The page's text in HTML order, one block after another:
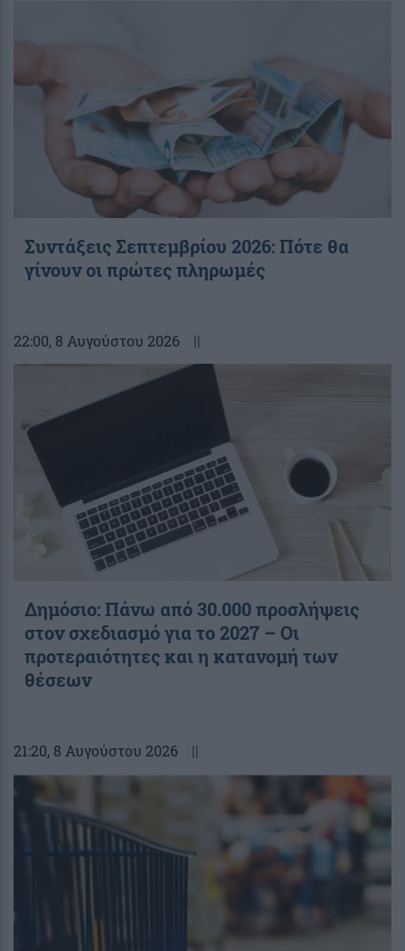
Συντάξεις Σεπτεμβρίου 2026: Πότε θα
γίνουν οι πρώτες πληρωμές
22:00, 8 Αυγούστου 2026 ||
Δημόσιο: Πάνω από 30.000 προσλήψεις
στον σχεδιασμό για το 2027 – Οι
προτεραιότητες και η κατανομή των
θέσεων
21:20, 8 Αυγούστου 2026 ||